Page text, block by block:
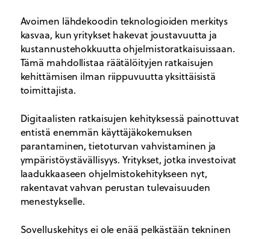
Avoimen lähdekoodin teknologioiden merkitys
kasvaa, kun yritykset hakevat joustavuutta ja
kustannustehokkuutta ohjelmistoratkaisuissaan.
Tämä mahdollistaa räätälöityjen ratkaisujen
kehittämisen ilman riippuvuutta yksittäisistä
toimittajista.
Digitaalisten ratkaisujen kehityksessä painottuvat
entistä enemmän käyttäjäkokemuksen
parantaminen, tietoturvan vahvistaminen ja
ympäristöystävällisyys. Yritykset, jotka investoivat
laadukkaaseen ohjelmistokehitykseen nyt,
rakentavat vahvan perustan tulevaisuuden
menestykselle.
Sovelluskehitys ei ole enää pelkästään tekninen